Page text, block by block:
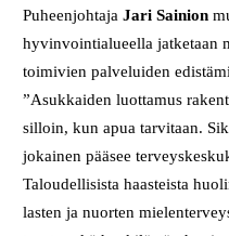
PuheenjohtajaJari Sainion
hyvinvointialueella jatketaan
toimivien palveluiden
”Asukkaiden luottamus
silloin, kun apua tarvitaan.
jokainen pääsee
Taloudellisista haasteista
lasten ja nuorten